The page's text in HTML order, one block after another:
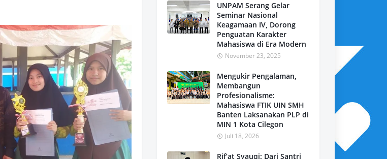
UNPAM Serang Gelar
Seminar Nasional
Keagamaan IV, Dorong
Penguatan Karakter
Mahasiswa di Era Modern
November 23, 2025
Mengukir Pengalaman,
Membangun
Profesionalisme:
Mahasiswa FTIK UIN SMH
Banten Laksanakan PLP di
MIN 1 Kota Cilegon
Juli 18, 2026
Rif’at Syauqi: Dari Santri